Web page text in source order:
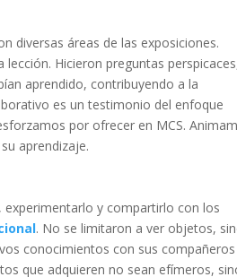
diversas áreas de las exposiciones.
Hicieron preguntas
aprendido, contribuyendo a la
es un testimonio del enfoque
por ofrecer en MCS.
aprendizaje.
y compartirlo con los
. No se limitaron a ver objetos,
conocimientos con sus
que adquieren no sean efímeros,